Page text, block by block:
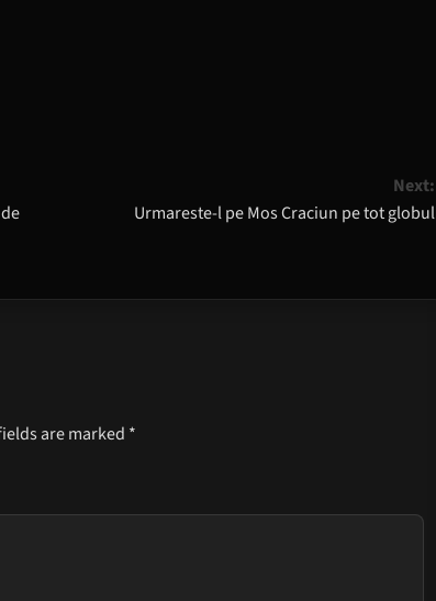
Next:
Urmareste-l pe Mos Craciun pe tot globul
are marked *